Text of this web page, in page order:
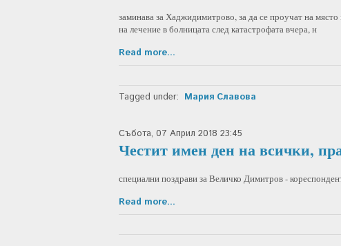
заминава за Хаджидимитрово, за да се проучат на
на лечение в болницата след катастрофата вчера, н
Read more...
Tagged under: Мария Славова
Събота, 07 Април 2018 23:45
Честит имен ден на всички,
специални поздрави за Величко Димитров -
Read more...